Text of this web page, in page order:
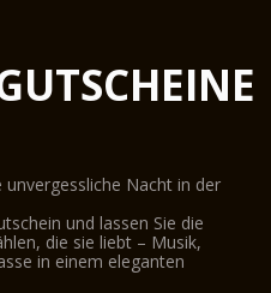
unvergessliche Nacht in der
und lassen Sie die
die sie liebt – Musik,
in einem eleganten